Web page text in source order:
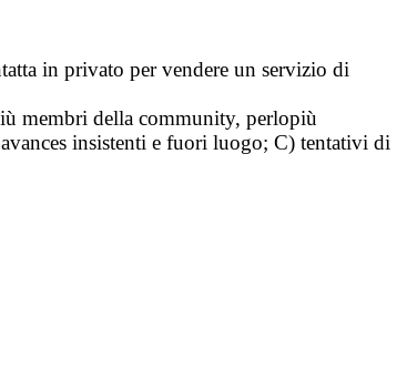
in privato per vendere un servizio di
membri della community, perlopiù
insistenti e fuori luogo; C) tentativi di